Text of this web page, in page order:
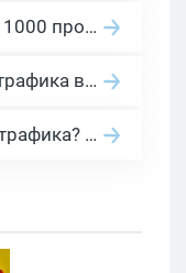
Сколько платит YouTube за 1000 просмотров в 2026: реальные цифры от 0.5 до 36 USD по ГЕО
Нейросети для арбитража трафика в 2026: инструменты, кейсы и AI-медиабайеры
За что платят в арбитраже трафика? 30 моделей оплаты в бурж и СНГ партнерках